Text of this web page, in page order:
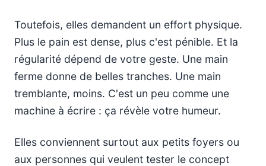
Toutefois, elles demandent un effort physique.
Plus le pain est dense, plus c'est pénible. Et la
régularité dépend de votre geste. Une main
ferme donne de belles tranches. Une main
tremblante, moins. C'est un peu comme une
machine à écrire : ça révèle votre humeur.
Elles conviennent surtout aux petits foyers ou
aux personnes qui veulent tester le concept